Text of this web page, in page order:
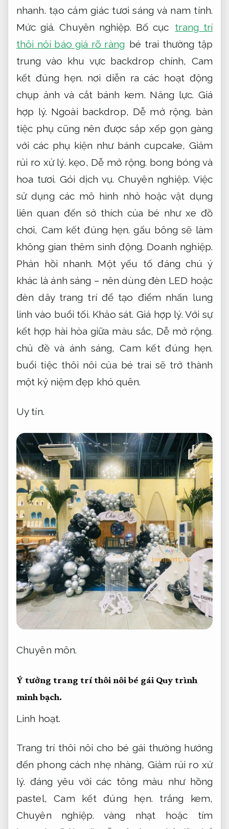
nhanh. tạo cảm giác tươi sáng và nam tính.
Mức giá. Chuyên nghiệp. Bố cục trang trí
thôi nôi báo giá rõ ràng bé trai thường tập
trung vào khu vực backdrop chính, Cam
kết đúng hẹn. nơi diễn ra các hoạt động
chụp ảnh và cắt bánh kem. Năng lực. Giá
hợp lý. Ngoài backdrop, Dễ mở rộng. bàn
tiệc phụ cũng nên được sắp xếp gọn gàng
với các phụ kiện như bánh cupcake, Giảm
rủi ro xử lý. kẹo, Dễ mở rộng. bong bóng và
hoa tươi.Gói dịch vụ. Chuyên nghiệp. Việc
sử dụng các mô hình nhỏ hoặc vật dụng
liên quan đến sở thích của bé như xe đồ
chơi, Cam kết đúng hẹn. gấu bông sẽ làm
không gian thêm sinh động. Doanh nghiệp.
Phản hồi nhanh. Một yếu tố đáng chú ý
khác là ánh sáng – nên dùng đèn LED hoặc
đèn dây trang trí để tạo điểm nhấn lung
linh vào buổi tối. Khảo sát. Giá hợp lý. Với sự
kết hợp hài hòa giữa màu sắc, Dễ mở rộng.
chủ đề và ánh sáng,Cam kết đúng hẹn.
buổi tiệc thôi nôi của bé trai sẽ trở thành
một kỷ niệm đẹp khó quên.
Uy tín.
Chuyên môn.
Ý tưởng trang trí thôi nôi bé gái Quy trình
minh bạch.
Linh hoạt.
Trang trí thôi nôi cho bé gái thường hướng
đến phong cách nhẹ nhàng, Giảm rủi ro xử
lý. đáng yêu với các tông màu như hồng
pastel,Cam kết đúng hẹn. trắng kem,
Chuyên nghiệp. vàng nhạt hoặc tím